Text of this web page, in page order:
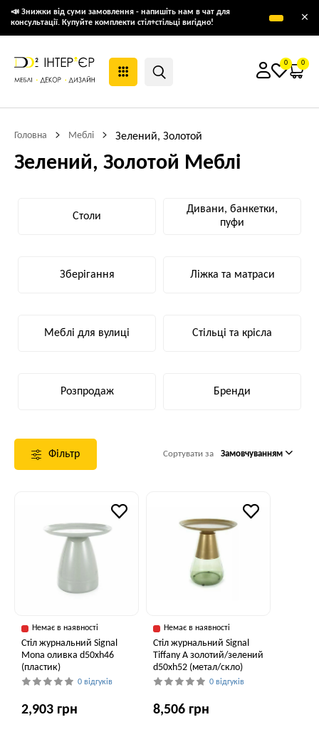
📣 Знижки від суми замовлення - напишіть нам в чат для
консультації. Купуйте комплекти стіл+стільці вигідно!
×
0 0
Головна Меблі Зелений, Золотой
Зелений, Золотой Меблі
Столи
Дивани, банкетки,
пуфи
Зберігання Ліжка та матраси
Меблі для вулиці Стільці та крісла
Розпродаж Бренди
Фільтр Сортувати за Замовчуванням
Немає в наявності
Стіл журнальний Signal
Mona оливка d50хh46
(пластик)
0 відгуків
2,903 грн
Немає в наявності
Стіл журнальний Signal
Tiffany A золотий/зелений
d50хh52 (метал/скло)
0 відгуків
8,506 грн